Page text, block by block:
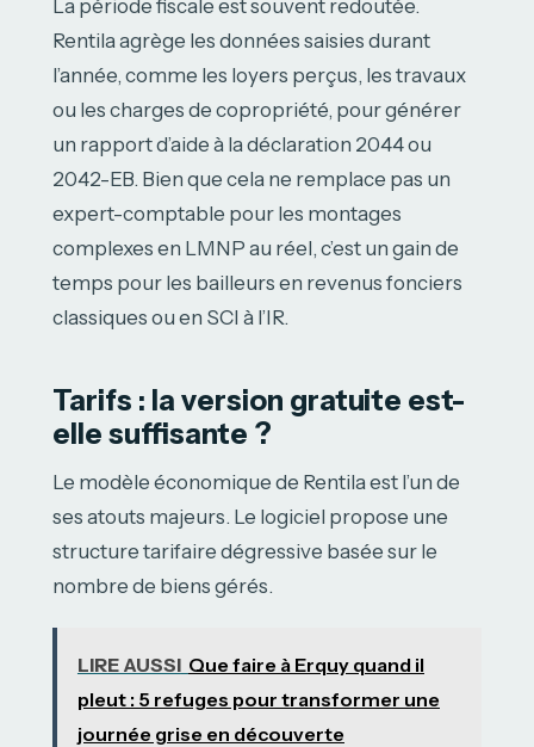
La période fiscale est souvent redoutée.
Rentila agrège les données saisies durant
l’année, comme les loyers perçus, les travaux
ou les charges de copropriété, pour générer
un rapport d’aide à la déclaration 2044 ou
2042-EB. Bien que cela ne remplace pas un
expert-comptable pour les montages
complexes en LMNP au réel, c’est un gain de
temps pour les bailleurs en revenus fonciers
classiques ou en SCI à l’IR.
Tarifs : la version gratuite est-
elle suffisante ?
Le modèle économique de Rentila est l’un de
ses atouts majeurs. Le logiciel propose une
structure tarifaire dégressive basée sur le
nombre de biens gérés.
LIRE AUSSI Que faire à Erquy quand il
pleut : 5 refuges pour transformer une
journée grise en découverte